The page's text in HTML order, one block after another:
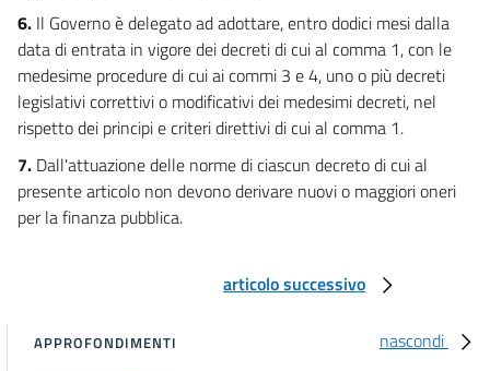
6. Il Governo è delegato ad adottare, entro dodici mesi dalla
data di entrata in vigore dei decreti di cui al comma 1, con le
medesime procedure di cui ai commi 3 e 4, uno o più decreti
legislativi correttivi o modificativi dei medesimi decreti, nel
rispetto dei principi e criteri direttivi di cui al comma 1.
7. Dall'attuazione delle norme di ciascun decreto di cui al
presente articolo non devono derivare nuovi o maggiori oneri
per la finanza pubblica.
articolo successivo
nascondi
APPROFONDIMENTI